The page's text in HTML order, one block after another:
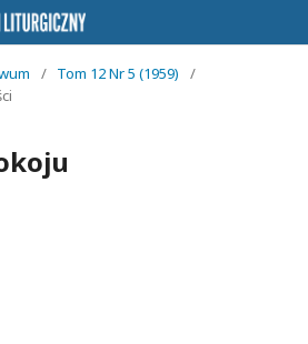
/ Tom 12 Nr 5 (1959)
/